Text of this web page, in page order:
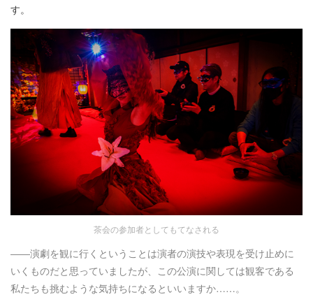
す。
茶会の参加者としてもてなされる
――演劇を観に行くということは演者の演技や表現を受け止めに
いくものだと思っていましたが、この公演に関しては観客である
私たちも挑むような気持ちになるといいますか……。